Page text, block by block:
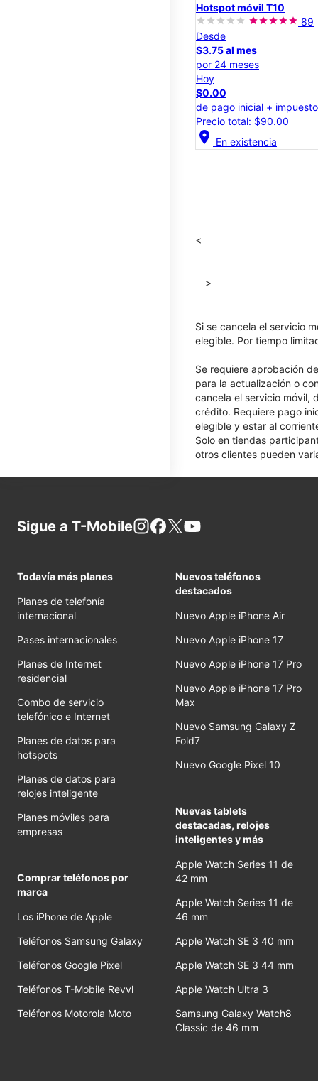
Hotspot móvil T10
89
Desde
$3.75 al mes
por 24 meses
Hoy
$0.00
de pago inicial +
Precio total: $90.00
location_on En existencia
<
>
Si se cancela el servicio
elegible. Por tiempo
Se requiere aprobación
para la actualización o
cancela el servicio móvil,
crédito. Requiere pago
elegible y estar al
Solo en tiendas
otros clientes pueden